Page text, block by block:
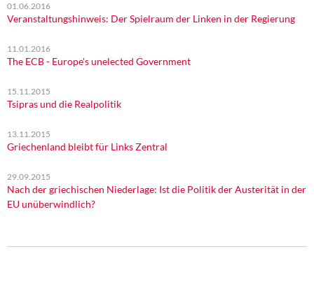
01.06.2016
Veranstaltungshinweis: Der Spielraum der Linken in der Regierung
11.01.2016
The ECB - Europe's unelected Government
15.11.2015
Tsipras und die Realpolitik
13.11.2015
Griechenland bleibt für Links Zentral
29.09.2015
Nach der griechischen Niederlage: Ist die Politik der Austerität in der
EU unüberwindlich?